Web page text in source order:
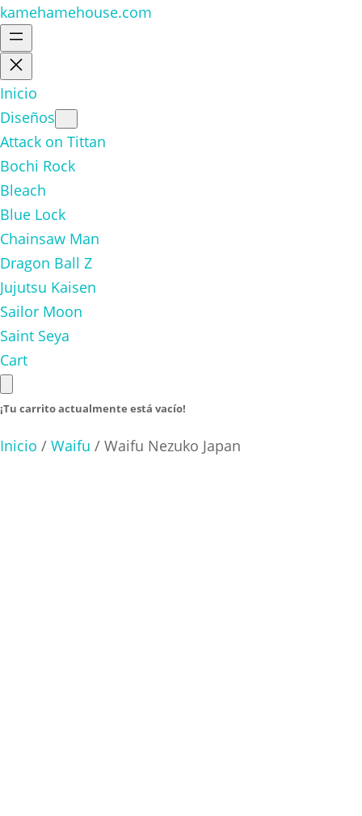
kamehamehouse.com
Inicio
Diseños
Attack on Tittan
Bochi Rock
Bleach
Blue Lock
Chainsaw Man
Dragon Ball Z
Jujutsu Kaisen
Sailor Moon
Saint Seya
Cart
¡Tu carrito actualmente está vacío!
Inicio / Waifu / Waifu Nezuko Japan